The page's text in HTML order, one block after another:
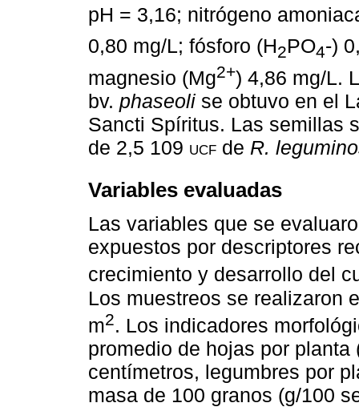
pH = 3,16; nitrógeno
0,80 mg/L; fósforo (H2PO4-)
magnesio (Mg2+) 4,86 mg/L.
bv. phaseoli se obtuvo en el
Sancti Spíritus. Las semillas
de 2,5 109 ucf de R.
Variables evaluadas
Las variables que se
expuestos por descriptores
crecimiento y desarrollo del
Los muestreos se realizaron
m2. Los indicadores
promedio de hojas por planta
centímetros, legumbres por
masa de 100 granos (g/100